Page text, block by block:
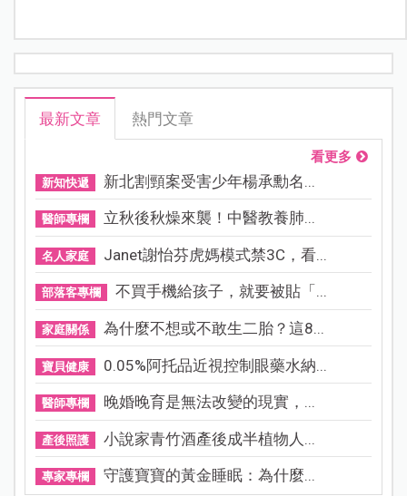
最新文章 熱門文章
看更多
新知快遞 新北割頸案受害少年楊承勳名...
醫師專欄 立秋後秋燥來襲！中醫教養肺...
名人家庭 Janet謝怡芬虎媽模式禁3C，看...
部落客專欄 不買手機給孩子，就要被貼「...
家庭關係 為什麼不想或不敢生二胎？這8...
寶貝健康 0.05%阿托品近視控制眼藥水納...
醫師專欄 晚婚晚育是無法改變的現實，...
產後照護 小說家青竹酒產後成半植物人...
專家專欄 守護寶寶的黃金睡眠：為什麼...